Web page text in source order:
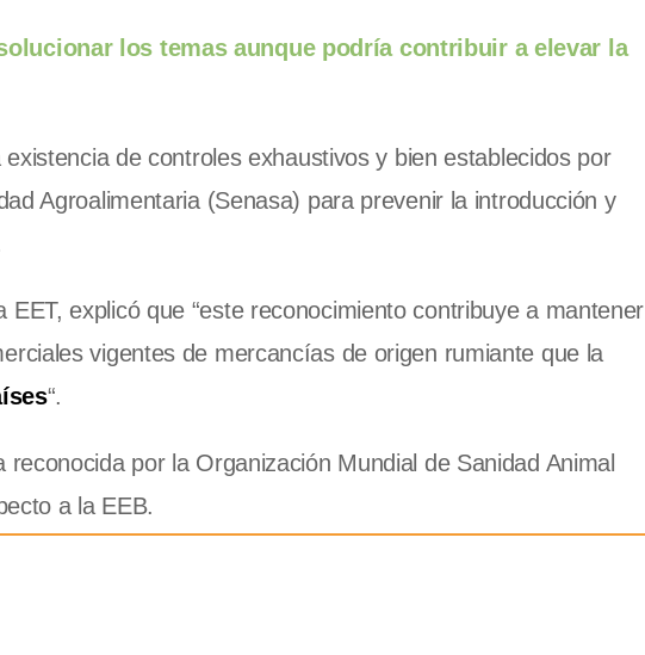
los temas aunque podría contribuir a elevar la
de controles exhaustivos y bien establecidos por
Agroalimentaria (Senasa) para prevenir la introducción y
explicó que “este reconocimiento contribuye a mantener
vigentes de mercancías de origen rumiante que la
“.
por la Organización Mundial de Sanidad Animal
a la EEB.